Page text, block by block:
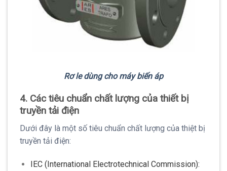
Rơ le dùng cho máy biến áp
4. Các tiêu chuẩn chất lượng của thiết bị
truyền tải điện
Dưới đây là một số tiêu chuẩn chất lượng của thiệt bị
truyền tải điện:
IEC (International Electrotechnical Commission):